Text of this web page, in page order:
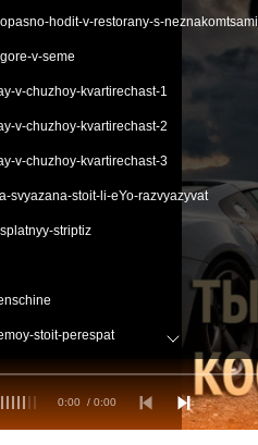
0:00 / 0:00
hodit-v-restorany-s-neznakomtsami
v-seme
v-chuzhoy-kvartirechast-1
v-chuzhoy-kvartirechast-2
v-chuzhoy-kvartirechast-3
svyazana-stoit-li-eYo-razvyazyvat
striptiz
stoit-perespat
drugoy-mozhet-lishitsya-golovy
opasno